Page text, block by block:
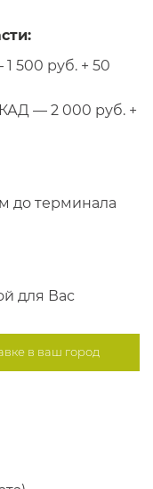
500 руб. + 50
— 2 000 руб. +
до терминала
для Вас
в ваш город